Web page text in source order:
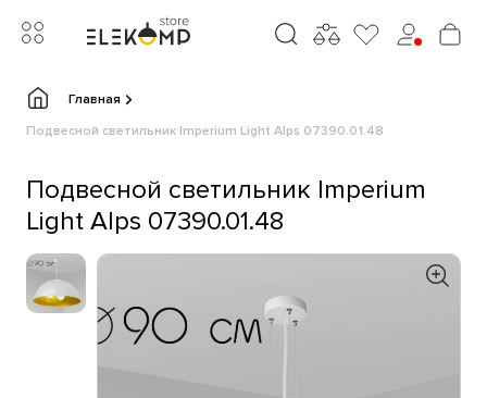
Главная
Подвесной светильник Imperium Light Alps 07390.01.48
Подвесной светильник Imperium
Light Alps 07390.01.48